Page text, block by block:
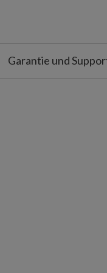
Garantie und